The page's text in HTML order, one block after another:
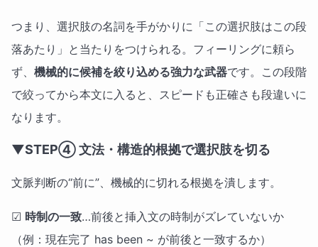
つまり、選択肢の名詞を手がかりに「この選択肢はこの段
落あたり」と当たりをつけられる。フィーリングに頼ら
ず、 機械的に候補を絞り込める強力な武器です。この段階
で絞ってから本文に入ると、スピードも正確さも段違いに
なります。
▼STEP④ 文法・構造的根拠で選択肢を切る
文脈判断の“前に”、機械的に切れる根拠を潰します。
☑ 時制の一致…前後と挿入文の時制がズレていないか
（例：現在完了 has been ~ が前後と一致するか）